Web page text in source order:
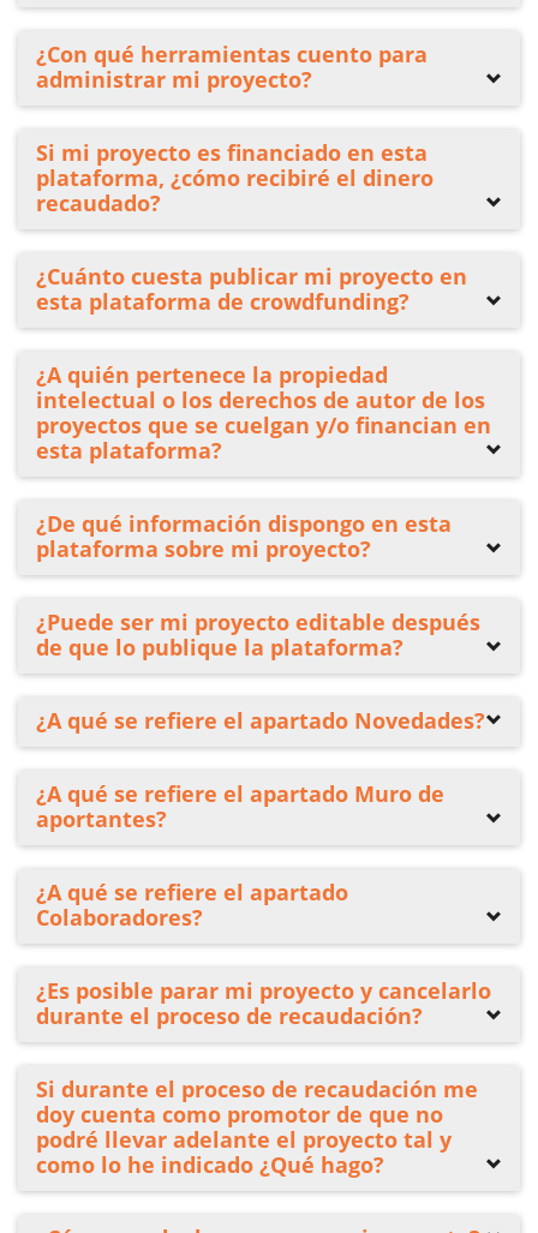
¿Con qué herramientas cuento para
administrar mi proyecto?
Si mi proyecto es financiado en esta
plataforma, ¿cómo recibiré el dinero
recaudado?
¿Cuánto cuesta publicar mi proyecto en
esta plataforma de crowdfunding?
¿A quién pertenece la propiedad
intelectual o los derechos de autor de los
proyectos que se cuelgan y/o financian en
esta plataforma?
¿De qué información dispongo en esta
plataforma sobre mi proyecto?
¿Puede ser mi proyecto editable después
de que lo publique la plataforma?
¿A qué se refiere el apartado Novedades?
¿A qué se refiere el apartado Muro de
aportantes?
¿A qué se refiere el apartado
Colaboradores?
¿Es posible parar mi proyecto y cancelarlo
durante el proceso de recaudación?
Si durante el proceso de recaudación me
doy cuenta como promotor de que no
podré llevar adelante el proyecto tal y
como lo he indicado ¿Qué hago?